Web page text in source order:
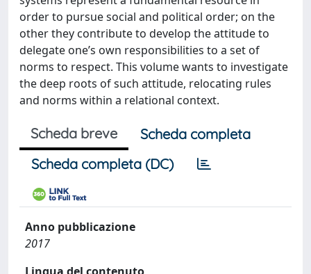
order to pursue social and political order; on the
other they contribute to develop the attitude to
delegate one’s own responsibilities to a set of
norms to respect. This volume wants to investigate
the deep roots of such attitude, relocating rules
and norms within a relational context.
Scheda breve
Scheda completa
Scheda completa (DC)
Anno pubblicazione
2017